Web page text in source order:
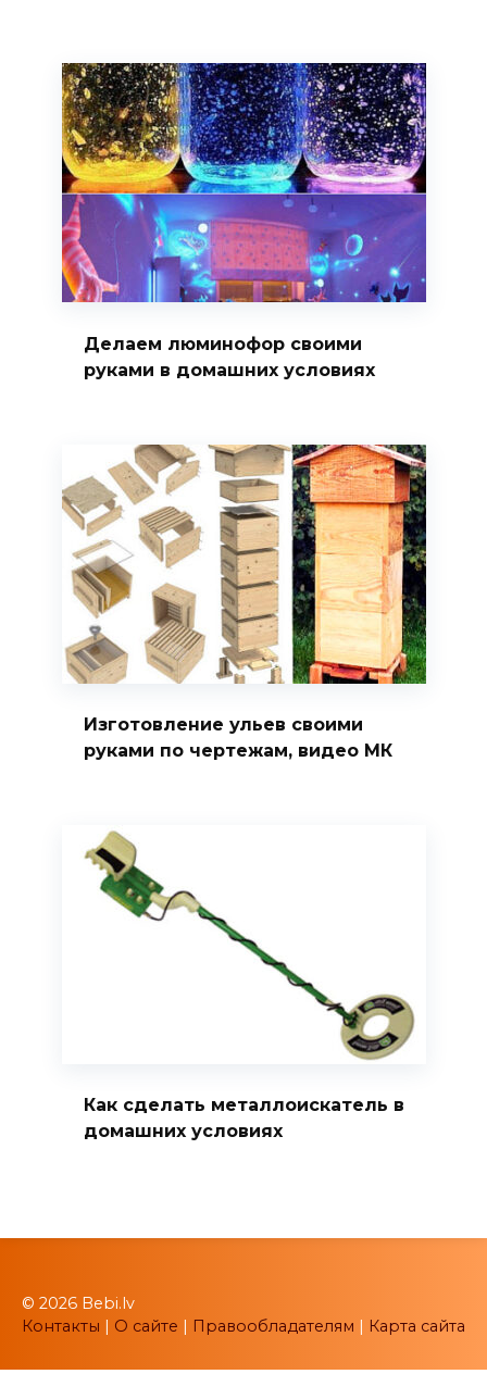
Делаем люминофор своими
руками в домашних условиях
Изготовление ульев своими
руками по чертежам, видео МК
Как сделать металлоискатель в
домашних условиях
© 2026 Bebi.lv
Контакты | О сайте | Правообладателям | Карта сайта